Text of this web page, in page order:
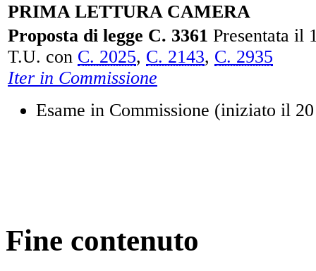
PRIMA LETTURA CAMERA
Proposta di legge C. 3361 Presentata il
T.U. con C. 2025, C. 2143, C. 2935
Iter in Commissione
Esame in Commissione (iniziato il
Fine contenuto